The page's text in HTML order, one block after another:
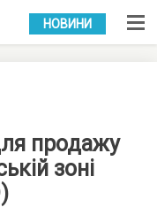
УКР РУС
НОВИНИ
продажу
зоні